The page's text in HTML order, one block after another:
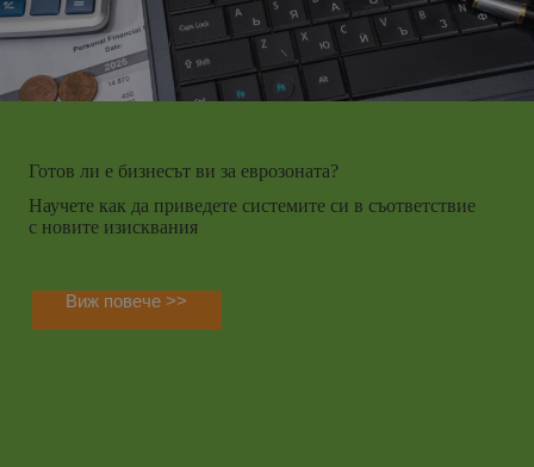
Готов ли е бизнесът ви за еврозоната?
Научете как да приведете системите си в съответствие
с новите изисквания
Виж повече >>